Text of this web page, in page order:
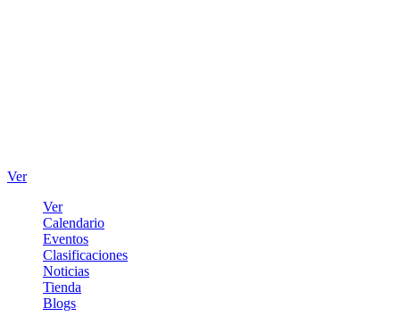
Ver
Ver
Calendario
Eventos
Clasificaciones
Noticias
Tienda
Blogs